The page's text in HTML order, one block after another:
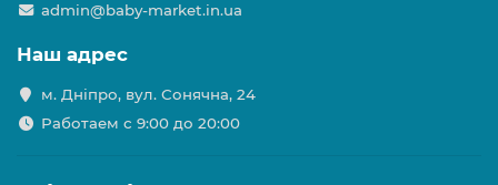
admin@baby-market.in.ua
Наш адрес
м. Дніпро, вул. Сонячна, 24
Работаем с 9:00 до 20:00